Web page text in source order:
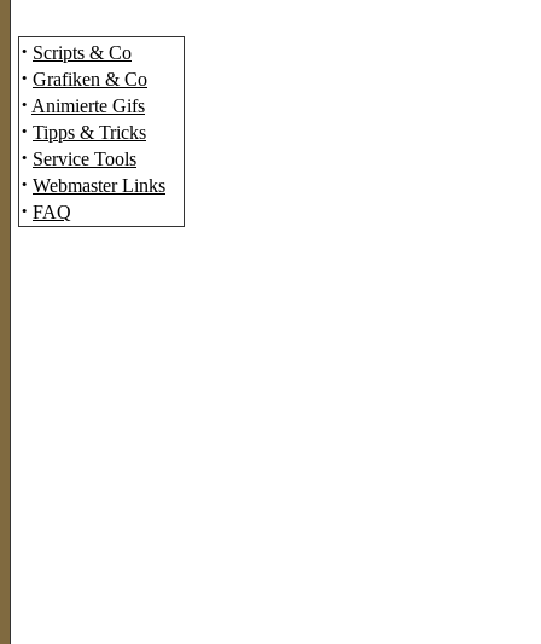
· Scripts & Co
· Grafiken & Co
· Animierte Gifs
· Tipps & Tricks
· Service Tools
· Webmaster Links
· FAQ